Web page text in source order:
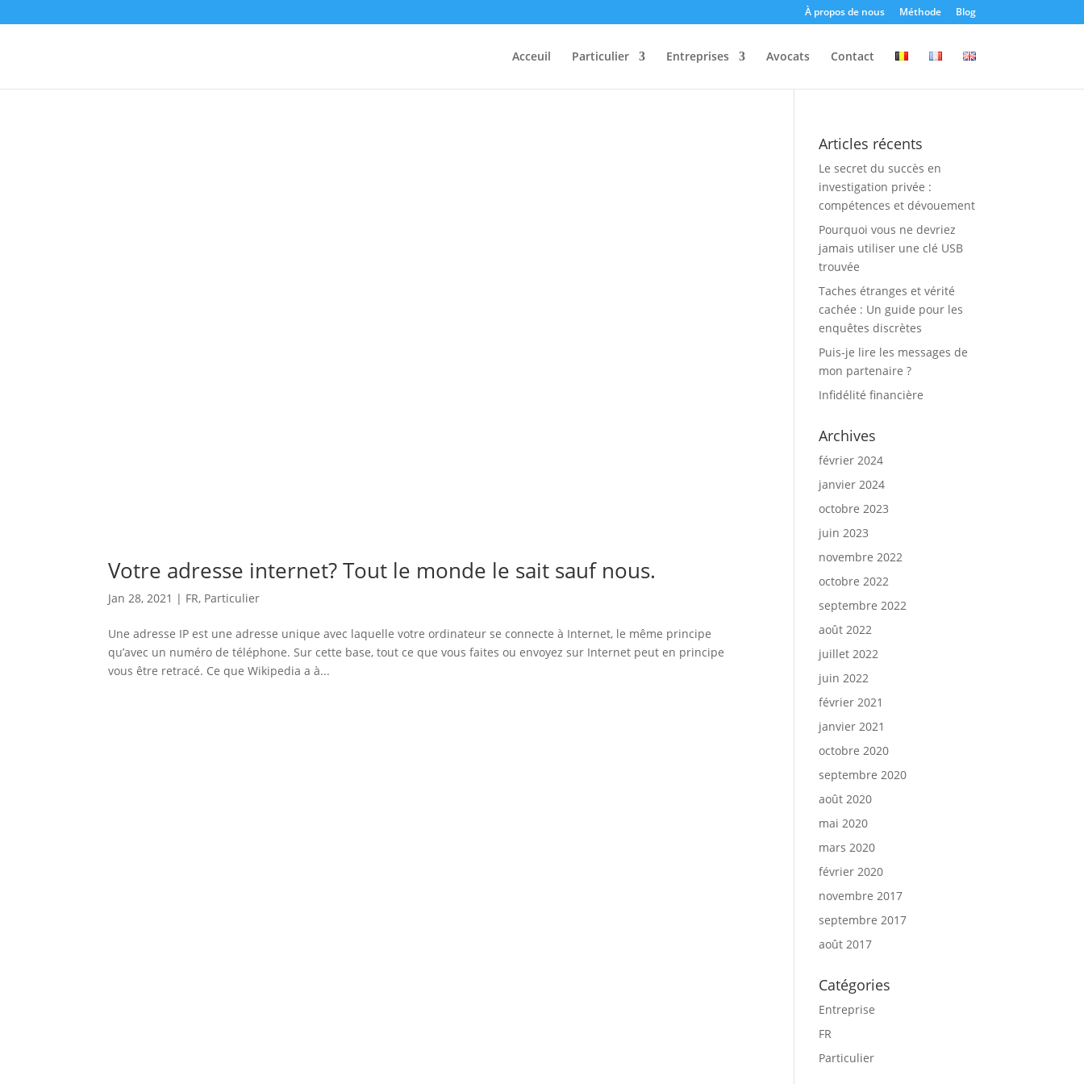
À propos de nous Méthode Blog
Acceuil Particulier Entreprises Avocats Contact
Votre adresse internet? Tout le monde le sait sauf nous.
Jan 28, 2021 | FR, Particulier
Une adresse IP est une adresse unique avec laquelle votre ordinateur se connecte à Internet, le même principe
qu’avec un numéro de téléphone. Sur cette base, tout ce que vous faites ou envoyez sur Internet peut en principe
vous être retracé. Ce que Wikipedia a à...
Articles récents
Le secret du succès en
investigation privée :
compétences et dévouement
Pourquoi vous ne devriez
jamais utiliser une clé USB
trouvée
Taches étranges et vérité
cachée : Un guide pour les
enquêtes discrètes
Puis-je lire les messages de
mon partenaire ?
Infidélité financière
Archives
février 2024
janvier 2024
octobre 2023
juin 2023
novembre 2022
octobre 2022
septembre 2022
août 2022
juillet 2022
juin 2022
février 2021
janvier 2021
octobre 2020
septembre 2020
août 2020
mai 2020
mars 2020
février 2020
novembre 2017
septembre 2017
août 2017
Catégories
Entreprise
FR
Particulier